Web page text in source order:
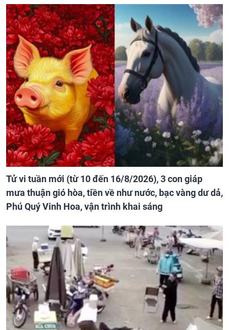
Tử vi tuần mới (từ 10 đến 16/8/2026), 3 con giáp
mưa thuận gió hòa, tiền về như nước, bạc vàng dư dả,
Phú Quý Vinh Hoa, vận trình khai sáng